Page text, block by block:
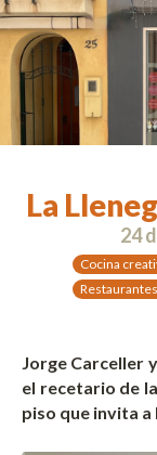
La
24
Cocina
Jorge Carceller
el recetario de
piso que invita a